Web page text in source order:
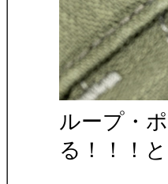
ループ・
る！！！